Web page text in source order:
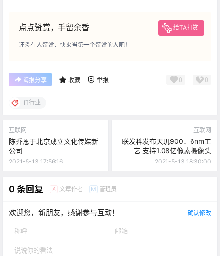
点点赞赏，手留余香 给TA打赏
还没有人赞赏，快来当第一个赞赏的人吧！
海报分享 收藏 举报 0 0
IT行业
互联网
陈乔恩于北京成立文化传媒新
公司
2021-5-13 17:56:16
互联网
联发科发布天玑900：6nm工
艺 支持1.08亿像素摄像头
2021-5-13 18:30:00
0 条回复 A 文章作者 M 管理员
欢迎您，新朋友，感谢参与互动！ 确认修改